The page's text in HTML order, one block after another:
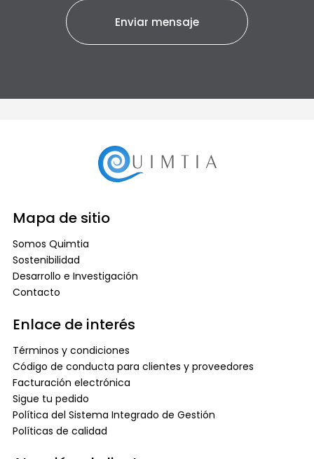
Mapa de sitio
Somos Quimtia
Sostenibilidad
Desarrollo e Investigación
Contacto
Enlace de interés
Términos y condiciones
Código de conducta para clientes y proveedores
Facturación electrónica
Sigue tu pedido
Política del Sistema Integrado de Gestión
Políticas de calidad